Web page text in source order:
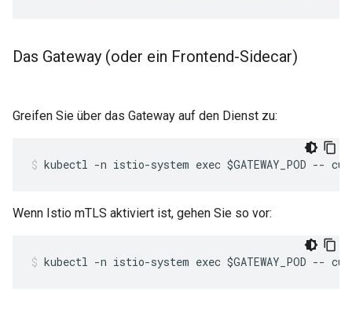
Das Gateway (oder ein Frontend-Sidecar)
Greifen Sie über das Gateway auf den Dienst zu:
kubectl -n istio-system exec $GATEWAY_POD --
Wenn Istio mTLS aktiviert ist, gehen Sie so vor:
kubectl -n istio-system exec $GATEWAY_POD